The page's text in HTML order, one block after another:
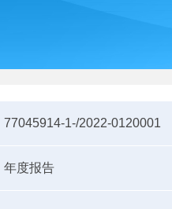
77045914-1-/2022-0120001
年度报告